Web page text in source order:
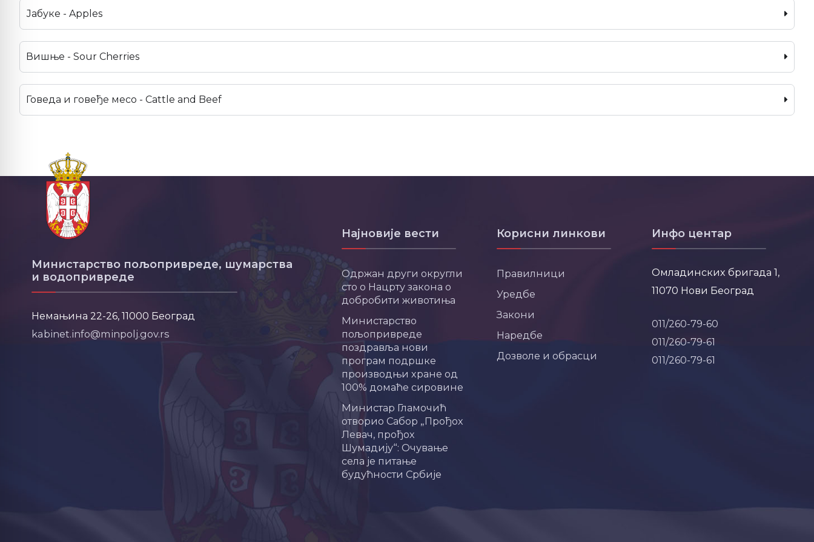
Јабуке - Apples
Вишње - Sour Cherries
Говеда и говеђе месо - Cattle and Beef
Министарство пољопривреде, шумарства
и водопривреде
Немањина 22-26, 11000 Београд
kabinet.info@minpolj.gov.rs
Најновије вести
Одржан други округли
сто о Нацрту закона о
добробити животиња
Министарство
пољопривреде
поздравља нови
програм подршке
производњи хране од
100% домаће сировине
Министар Гламочић
отворио Сабор „Прођох
Левач, прођох
Шумадију“: Очување
села је питање
будућности Србије
Корисни линкови
Правилници
Уредбе
Закони
Наредбе
Дозволе и обрасци
Инфо центар
Омладинских бригада 1,
11070 Нови Београд
011/260-79-60
011/260-79-61
011/260-79-61